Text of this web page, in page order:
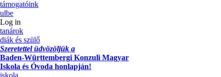
támogatóink
ulbe
Log in
tanárok
diák és szülő
Szeretettel üdvözöljük a
Baden-Württembergi Konzuli Magyar
Iskola és Óvoda honlapján!
iskola